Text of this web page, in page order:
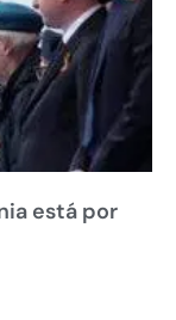
está por